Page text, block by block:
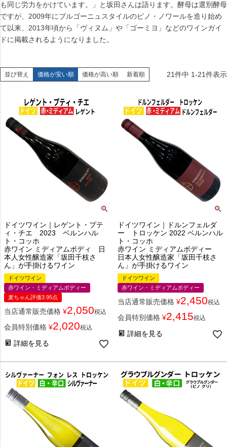
も同じ労力をかけています。」と坂田さんは語ります。酵母は選別酵母
ですが、2009年にブルゴーニュスタイルのピノ・ノワールを造り始め
て以来、2013年頃から「ヴィヌム」や「ゴーミヨ」などのワインガイ
ドに掲載されるようになりました。
並び替え 価格が安い順 価格が高い順 新着順 21件中 1-21件表示
ドイツワイン｜レゲント・プテ
ィ・チエ 2023 ベルンハル
ト・コッホ
赤ワイン ミディアムボディ 日
本人女性醸造家「坂田千枝さ
ん」が手掛けるワイン
ドイツワイン
赤ワイン・ミディアムボディー
麦ちゃん評価3.95点
当店通常販売価格 ¥2,050税込
会員特別価格 ¥2,020税込
詳細を見る
ドイツワイン｜ドルンフェルダ
ー トロッケン 2022 ベルンハル
ト・コッホ
赤ワイン ミディアムボディー
日本人女性醸造家「坂田千枝さ
ん」が手掛けるワイン
ドイツワイン
赤ワイン・ミディアムボディー
当店通常販売価格 ¥2,450税込
会員特別価格 ¥2,415税込
詳細を見る